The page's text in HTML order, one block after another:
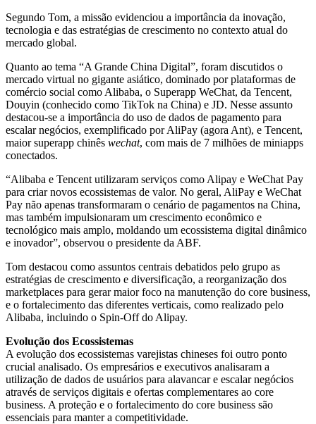
Segundo Tom, a missão evidenciou a importância da inovação,
tecnologia e das estratégias de crescimento no contexto atual do
mercado global.
Quanto ao tema “A Grande China Digital”, foram discutidos o
mercado virtual no gigante asiático, dominado por plataformas de
comércio social como Alibaba, o Superapp WeChat, da Tencent,
Douyin (conhecido como TikTok na China) e JD. Nesse assunto
destacou-se a importância do uso de dados de pagamento para
escalar negócios, exemplificado por AliPay (agora Ant), e Tencent,
maior superapp chinês wechat, com mais de 7 milhões de miniapps
conectados.
“Alibaba e Tencent utilizaram serviços como Alipay e WeChat Pay
para criar novos ecossistemas de valor. No geral, AliPay e WeChat
Pay não apenas transformaram o cenário de pagamentos na China,
mas também impulsionaram um crescimento econômico e
tecnológico mais amplo, moldando um ecossistema digital dinâmico
e inovador”, observou o presidente da ABF.
Tom destacou como assuntos centrais debatidos pelo grupo as
estratégias de crescimento e diversificação, a reorganização dos
marketplaces para gerar maior foco na manutenção do core business,
e o fortalecimento das diferentes verticais, como realizado pelo
Alibaba, incluindo o Spin-Off do Alipay.
Evolução dos Ecossistemas
A evolução dos ecossistemas varejistas chineses foi outro ponto
crucial analisado. Os empresários e executivos analisaram a
utilização de dados de usuários para alavancar e escalar negócios
através de serviços digitais e ofertas complementares ao core
business. A proteção e o fortalecimento do core business são
essenciais para manter a competitividade.